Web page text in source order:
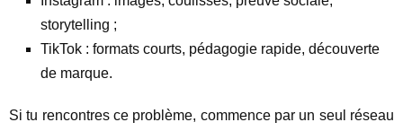
storytelling ;
TikTok : formats courts, pédagogie rapide, découverte
de marque.
Si tu rencontres ce problème, commence par un seul réseau